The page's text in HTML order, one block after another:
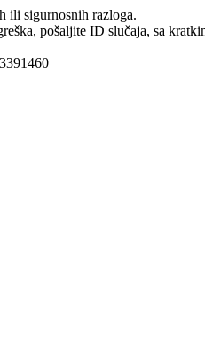
ili sigurnosnih razloga.
pošaljite ID slučaja, sa